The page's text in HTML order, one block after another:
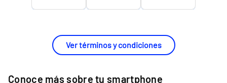
Ver términos y condiciones
Conoce más sobre tu smartphone